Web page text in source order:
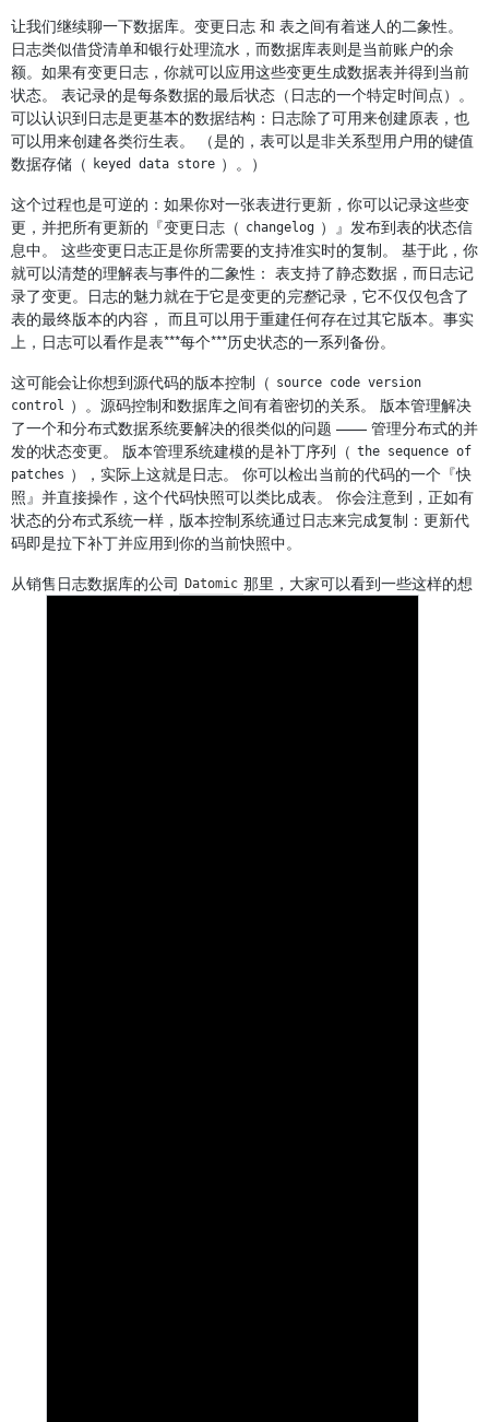
让我们继续聊一下数据库。变更日志 和 表之间有着迷人的二象性。
日志类似借贷清单和银行处理流水，而数据库表则是当前账户的余
额。如果有变更日志，你就可以应用这些变更生成数据表并得到当前
状态。 表记录的是每条数据的最后状态（日志的一个特定时间点）。
可以认识到日志是更基本的数据结构：日志除了可用来创建原表，也
可以用来创建各类衍生表。 （是的，表可以是非关系型用户用的键值
数据存储（
keyed data store ）。）
这个过程也是可逆的：如果你对一张表进行更新，你可以记录这些变
更，并把所有更新的『变更日志（ changelog ）』发布到表的状态信
息中。 这些变更日志正是你所需要的支持准实时的复制。 基于此，你
就可以清楚的理解表与事件的二象性： 表支持了静态数据，而日志记
录了变更。日志的魅力就在于它是变更的完整记录，它不仅仅包含了
表的最终版本的内容， 而且可以用于重建任何存在过其它版本。事实
上，日志可以看作是表***每个***历史状态的一系列备份。
这可能会让你想到源代码的版本控制（ source code version
control ）。源码控制和数据库之间有着密切的关系。 版本管理解决
了一个和分布式数据系统要解决的很类似的问题 —— 管理分布式的并
发的状态变更。 版本管理系统建模的是补丁序列（ the sequence of
patches ），实际上这就是日志。 你可以检出当前的代码的一个『快
照』并直接操作，这个代码快照可以类比成表。 你会注意到，正如有
状态的分布式系统一样，版本控制系统通过日志来完成复制：更新代
码即是拉下补丁并应用到你的当前快照中。
从销售日志数据库的公司
Datomic 那里，大家可以看到一些这样的想